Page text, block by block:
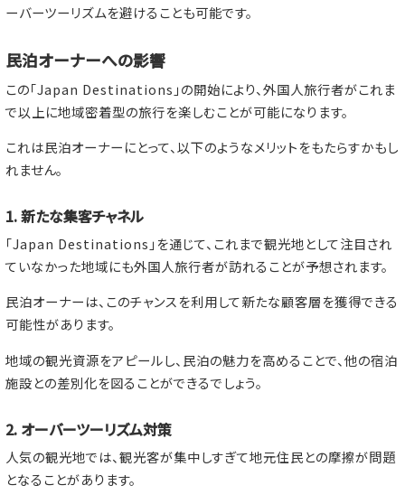
ーバーツーリズムを避けることも可能です。
民泊オーナーへの影響
この「Japan Destinations」の開始により、外国人旅行者がこれま
で以上に地域密着型の旅行を楽しむことが可能になります。
これは民泊オーナーにとって、以下のようなメリットをもたらすかもし
れません。
1. 新たな集客チャネル
「Japan Destinations」を通じて、これまで観光地として注目され
ていなかった地域にも外国人旅行者が訪れることが予想されます。
民泊オーナーは、このチャンスを利用して新たな顧客層を獲得できる
可能性があります。
地域の観光資源をアピールし、民泊の魅力を高めることで、他の宿泊
施設との差別化を図ることができるでしょう。
2. オーバーツーリズム対策
人気の観光地では、観光客が集中しすぎて地元住民との摩擦が問題
となることがあります。